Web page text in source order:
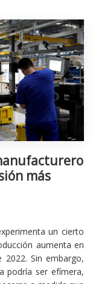
más
un cierto
aumenta en
Sin embargo,
podría ser efímera,